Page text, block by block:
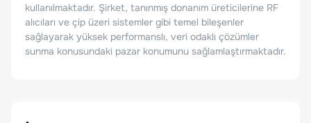
kullanılmaktadır. Şirket, tanınmış donanım üreticilerine RF
alıcıları ve çip üzeri sistemler gibi temel bileşenler
sağlayarak yüksek performanslı, veri odaklı çözümler
sunma konusundaki pazar konumunu sağlamlaştırmaktadır.